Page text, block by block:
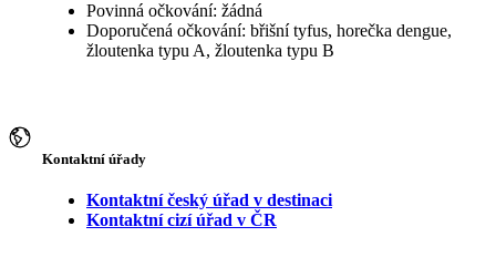
Povinná očkování: žádná
Doporučená očkování: břišní tyfus, horečka dengue,
žloutenka typu A, žloutenka typu B
Kontaktní úřady
Kontaktní český úřad v destinaci
Kontaktní cizí úřad v ČR